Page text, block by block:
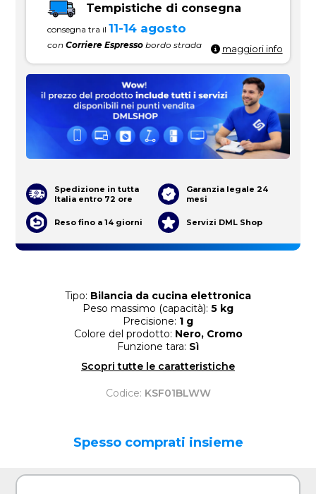
Tipo: Bilancia da cucina elettronica
Peso massimo (capacità): 5 kg
Precisione: 1 g
Colore del prodotto: Nero, Cromo
Funzione tara: Sì
Scopri tutte le caratteristiche
Codice: KSF01BLWW
Tempistiche di consegna
consegna tra il 11-14 agosto
conCorriere Espresso bordo strada maggiori info
Spedizione in tutta
Italia entro 72 ore
Garanzia legale 24
mesi
Reso fino a 14 giorni Servizi DML Shop
Spesso comprati insieme